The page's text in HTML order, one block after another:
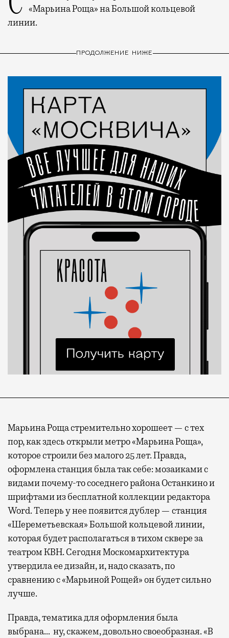
«Марьина Роща» на Большой кольцевой
линии.
ПРОДОЛЖЕНИЕ НИЖЕ
Марьина Роща стремительно хорошеет — с тех
пор, как здесь открыли метро «Марьина Роща»,
которое строили без малого 25 лет. Правда,
оформлена станция была так себе: мозаиками с
видами почему-то соседнего района Останкино и
шрифтами из бесплатной коллекции редактора
Word. Теперь у нее появится дублер — станция
«Шереметьевская» Большой кольцевой линии,
которая будет располагаться в тихом сквере за
театром КВН. Сегодня Москомархитектура
утвердила ее дизайн, и, надо сказать, по
сравнению с «Марьиной Рощей» он будет сильно
лучше.
Правда, тематика для оформления была
выбрана… ну, скажем, довольно своеобразная. «В